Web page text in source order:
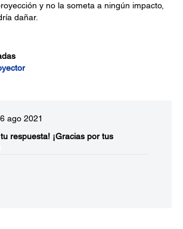
y no la someta a ningún impacto,
dañar.
ago 2021
respuesta! ¡Gracias por tus